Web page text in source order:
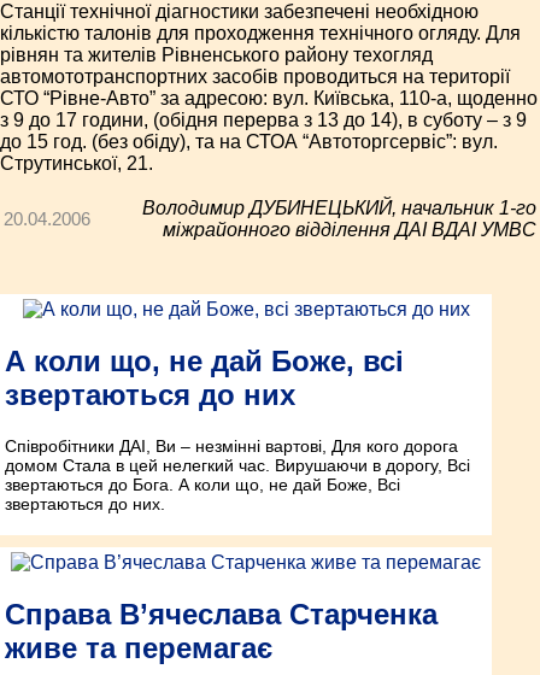
Станції технічної діагностики забезпечені необхідною
кількістю талонів для проходження технічного огляду. Для
рівнян та жителів Рівненського району техогляд
автомототранспортних засобів проводиться на території
СТО “Рівне-Авто” за адресою: вул. Київська, 110-а, щоденно
з 9 до 17 години, (обідня перерва з 13 до 14), в суботу – з 9
до 15 год. (без обіду), та на СТОА “Автоторгсервіс”: вул.
Струтинської, 21.
20.04.2006
Володимир ДУБИНЕЦЬКИЙ, начальник 1-го
міжрайонного відділення ДАІ ВДАІ УМВС
А коли що, не дай Боже, всі
звертаються до них
Співробітники ДАІ, Ви – незмінні вартові, Для кого дорога
домом Стала в цей нелегкий час. Вирушаючи в дорогу, Всі
звертаються до Бога. А коли що, не дай Боже, Всі
звертаються до них.
Справа В’ячеслава Старченка
живе та перемагає